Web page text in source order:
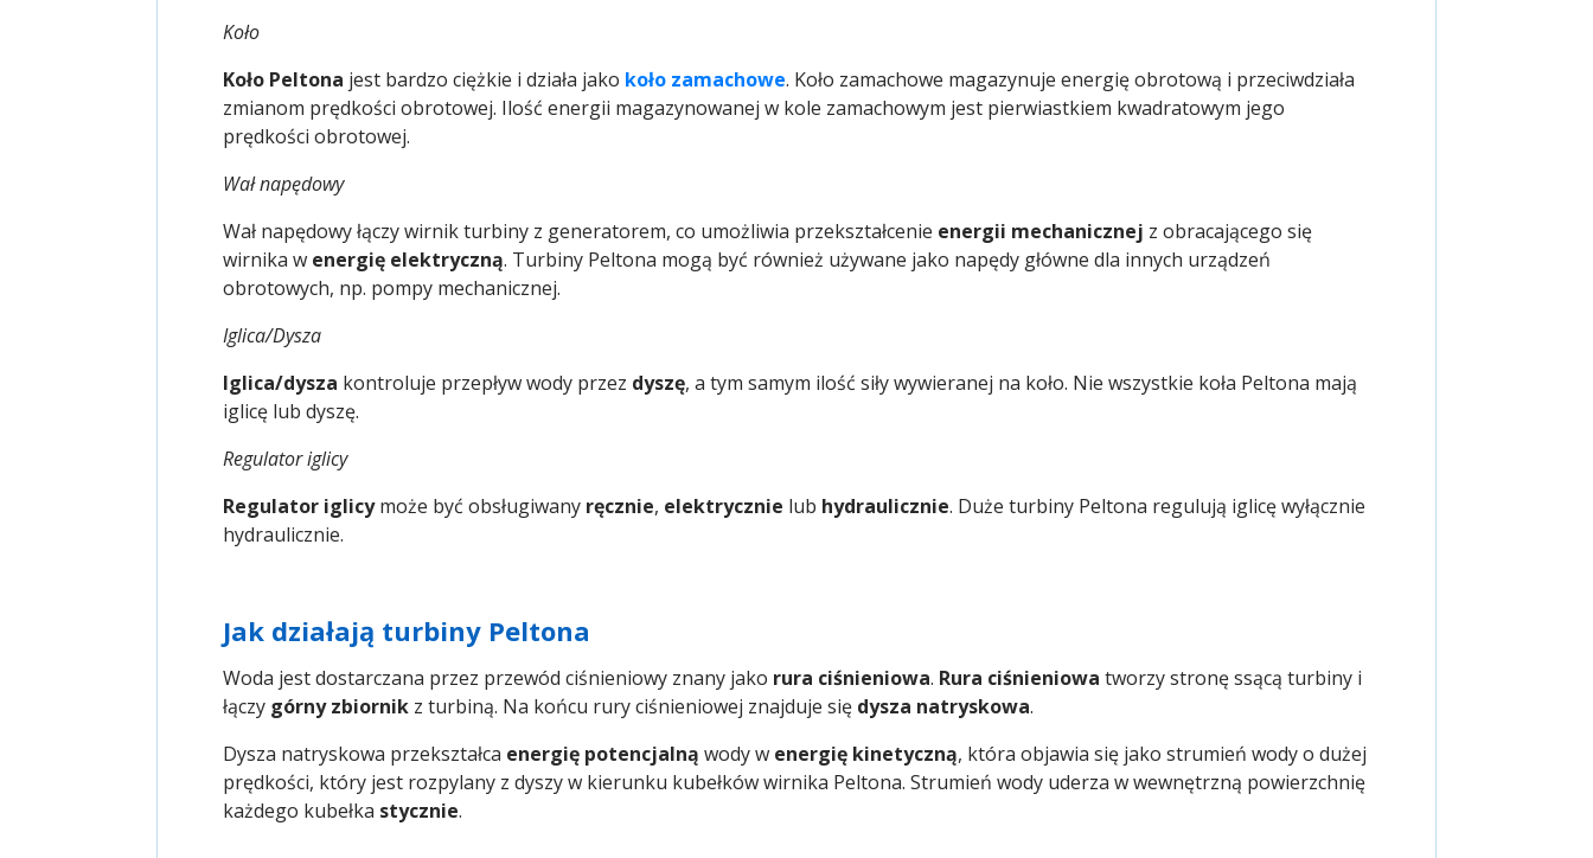
Koło
Koło Peltona jest bardzo ciężkie i działa jako koło zamachowe. Koło zamachowe magazynuje energię obrotową i przeciwdziała
zmianom prędkości obrotowej. Ilość energii magazynowanej w kole zamachowym jest pierwiastkiem kwadratowym jego
prędkości obrotowej.
Wał napędowy
Wał napędowy łączy wirnik turbiny z generatorem, co umożliwia przekształcenie energii mechanicznej z obracającego się
wirnika w energię elektryczną. Turbiny Peltona mogą być również używane jako napędy główne dla innych urządzeń
obrotowych, np. pompy mechanicznej.
Iglica/Dysza
Iglica/dysza kontroluje przepływ wody przez dyszę, a tym samym ilość siły wywieranej na koło. Nie wszystkie koła Peltona mają
iglicę lub dyszę.
Regulator iglicy
Regulator iglicymoże być obsługiwany ręcznie, elektrycznie lub hydraulicznie. Duże turbiny Peltona regulują iglicę wyłącznie
hydraulicznie.
Jak działają turbiny Peltona
Woda jest dostarczana przez przewód ciśnieniowy znany jako rura ciśnieniowa. Rura ciśnieniowa tworzy stronę ssącą turbiny i
łączy górny zbiornik z turbiną. Na końcu rury ciśnieniowej znajduje się dysza natryskowa.
Dysza natryskowa przekształca energię potencjalną wody w energię kinetyczną, która objawia się jako strumień wody o dużej
prędkości, który jest rozpylany z dyszy w kierunku kubełków wirnika Peltona. Strumień wody uderza w wewnętrzną powierzchnię
każdego kubełka stycznie.